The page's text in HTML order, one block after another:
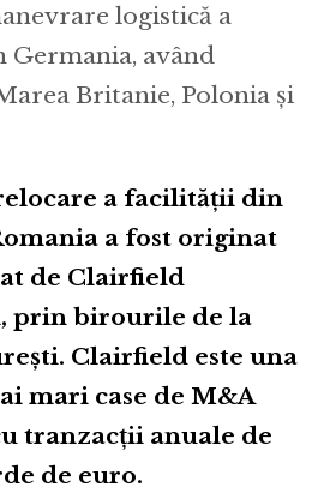
logistică a
având
Britanie, Polonia și
a facilității din
a fost originat
de Clairfield
prin birourile de la
Clairfield este una
mari case de M&A
tranzacții anuale de
de euro.